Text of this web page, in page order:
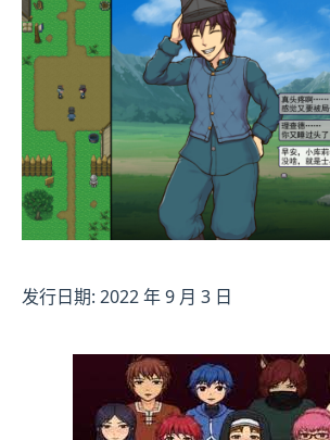
发行日期: 2022 年 9 月 3 日